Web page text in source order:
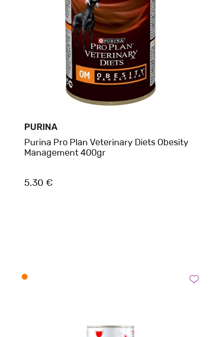
PURINA
Purina Pro Plan Veterinary Diets Obesity
Management 400gr
5.30 €